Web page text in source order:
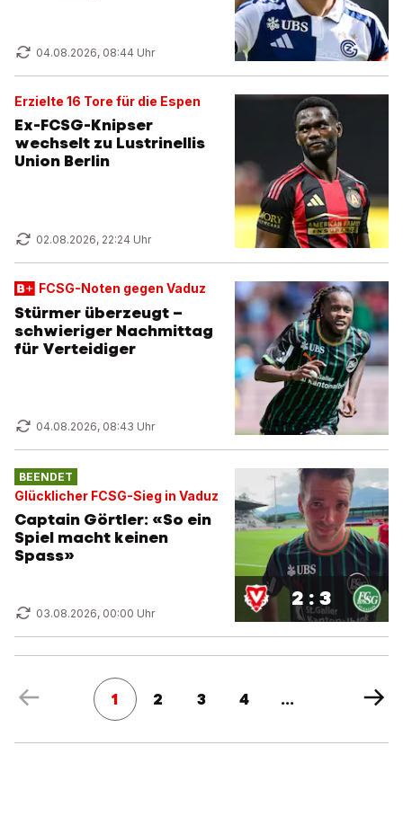
04.08.2026, 08:44 Uhr
Erzielte 16 Tore für die Espen
Ex-FCSG-Knipser
wechselt zu Lustrinellis
Union Berlin
02.08.2026, 22:24 Uhr
FCSG-Noten gegen Vaduz
Stürmer überzeugt –
schwieriger Nachmittag
für Verteidiger
04.08.2026, 08:43 Uhr
BEENDET
Glücklicher FCSG-Sieg in Vaduz
Captain Görtler: «So ein
Spiel macht keinen
Spass»
03.08.2026, 00:00 Uhr
2 : 3
1 2 3 4 ...